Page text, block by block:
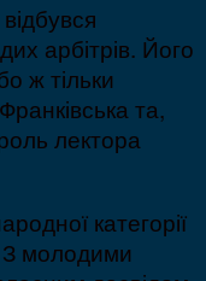
арбітрів. Його
ж тільки
та,
лектора
категорії
З молодими